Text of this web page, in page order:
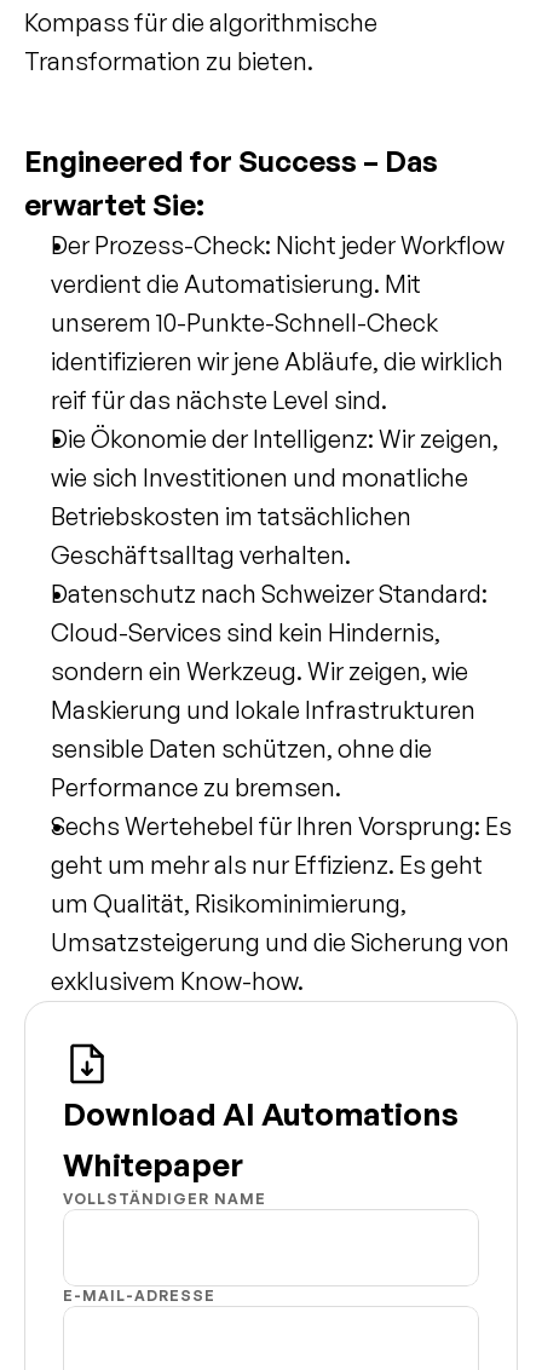
Kompass für die algorithmische
Transformation zu bieten.
Engineered for Success – Das
erwartet Sie:
Der Prozess-Check: Nicht jeder Workflow
verdient die Automatisierung. Mit
unserem 10-Punkte-Schnell-Check
identifizieren wir jene Abläufe, die wirklich
reif für das nächste Level sind.
Die Ökonomie der Intelligenz: Wir zeigen,
wie sich Investitionen und monatliche
Betriebskosten im tatsächlichen
Geschäftsalltag verhalten.
Datenschutz nach Schweizer Standard:
Cloud-Services sind kein Hindernis,
sondern ein Werkzeug. Wir zeigen, wie
Maskierung und lokale Infrastrukturen
sensible Daten schützen, ohne die
Performance zu bremsen.
Sechs Wertehebel für Ihren Vorsprung: Es
geht um mehr als nur Effizienz. Es geht
um Qualität, Risikominimierung,
Umsatzsteigerung und die Sicherung von
exklusivem Know-how.
Download AI Automations
Whitepaper
VOLLSTÄNDIGER NAME
E-MAIL-ADRESSE